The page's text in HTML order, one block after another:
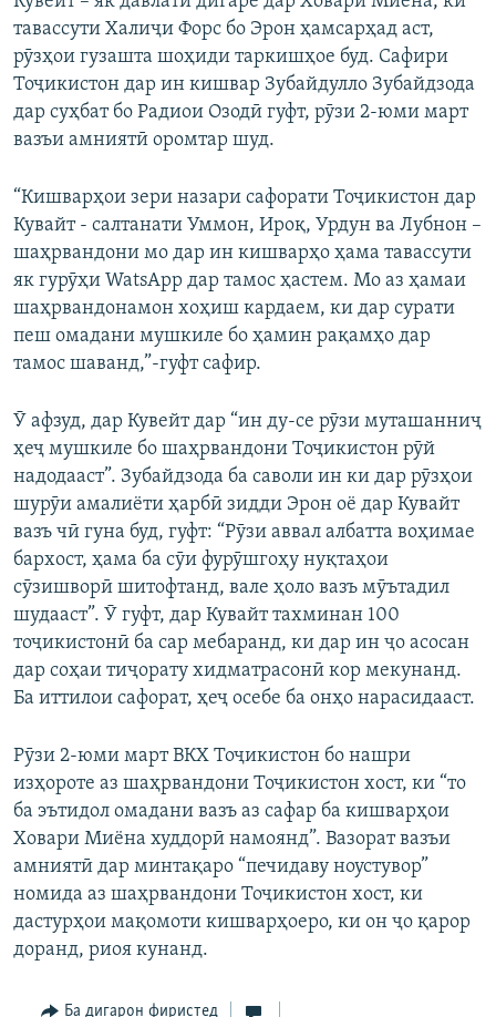
тавассути Халиҷи Форс бо Эрон ҳамсарҳад аст,
рӯзҳои гузашта шоҳиди таркишҳое буд. Сафири
Тоҷикистон дар ин кишвар Зубайдулло Зубайдзода
дар суҳбат бо Радиои Озодӣ гуфт, рӯзи 2-юми март
вазъи амниятӣ оромтар шуд.
“Кишварҳои зери назари сафорати Тоҷикистон дар
Кувайт - салтанати Уммон, Ироқ, Урдун ва Лубнон –
шаҳрвандони мо дар ин кишварҳо ҳама тавассути
як гурӯҳи WatsApp дар тамос ҳастем. Мо аз ҳамаи
шаҳрвандонамон хоҳиш кардаем, ки дар сурати
пеш омадани мушкиле бо ҳамин рақамҳо дар
тамос шаванд,”-гуфт сафир.
Ӯ афзуд, дар Кувейт дар “ин ду-се рӯзи муташанниҷ
ҳеҷ мушкиле бо шаҳрвандони Тоҷикистон рӯй
надодааст”. Зубайдзода ба саволи ин ки дар рӯзҳои
шурӯи амалиёти ҳарбӣ зидди Эрон оё дар Кувайт
вазъ чӣ гуна буд, гуфт: “Рӯзи аввал албатта воҳимае
бархост, ҳама ба сӯи фурӯшгоҳу нуқтаҳои
сӯзишворӣ шитофтанд, вале ҳоло вазъ мӯътадил
шудааст”. Ӯ гуфт, дар Кувайт тахминан 100
тоҷикистонӣ ба сар мебаранд, ки дар ин ҷо асосан
дар соҳаи тиҷорату хидматрасонӣ кор мекунанд.
Ба иттилои сафорат, ҳеҷ осебе ба онҳо нарасидааст.
Рӯзи 2-юми март ВКХ Тоҷикистон бо нашри
изҳороте аз шаҳрвандони Тоҷикистон хост, ки “то
ба эътидол омадани вазъ аз сафар ба кишварҳои
Ховари Миёна худдорӣ намоянд”. Вазорат вазъи
амниятӣ дар минтақаро “печидаву ноустувор”
номида аз шаҳрвандони Тоҷикистон хост, ки
дастурҳои мақомоти кишварҳоеро, ки он ҷо қарор
доранд, риоя кунанд.
Ба дигарон фиристед